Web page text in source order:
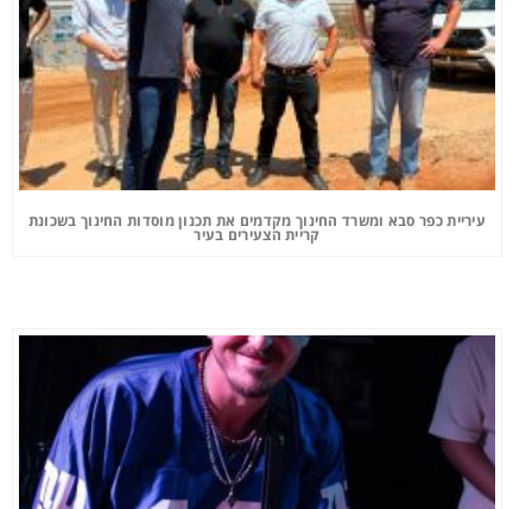
עיריית כפר סבא ומשרד החינוך מקדמים את תכנון מוסדות החינוך בשכונת
קריית הצעירים בעיר